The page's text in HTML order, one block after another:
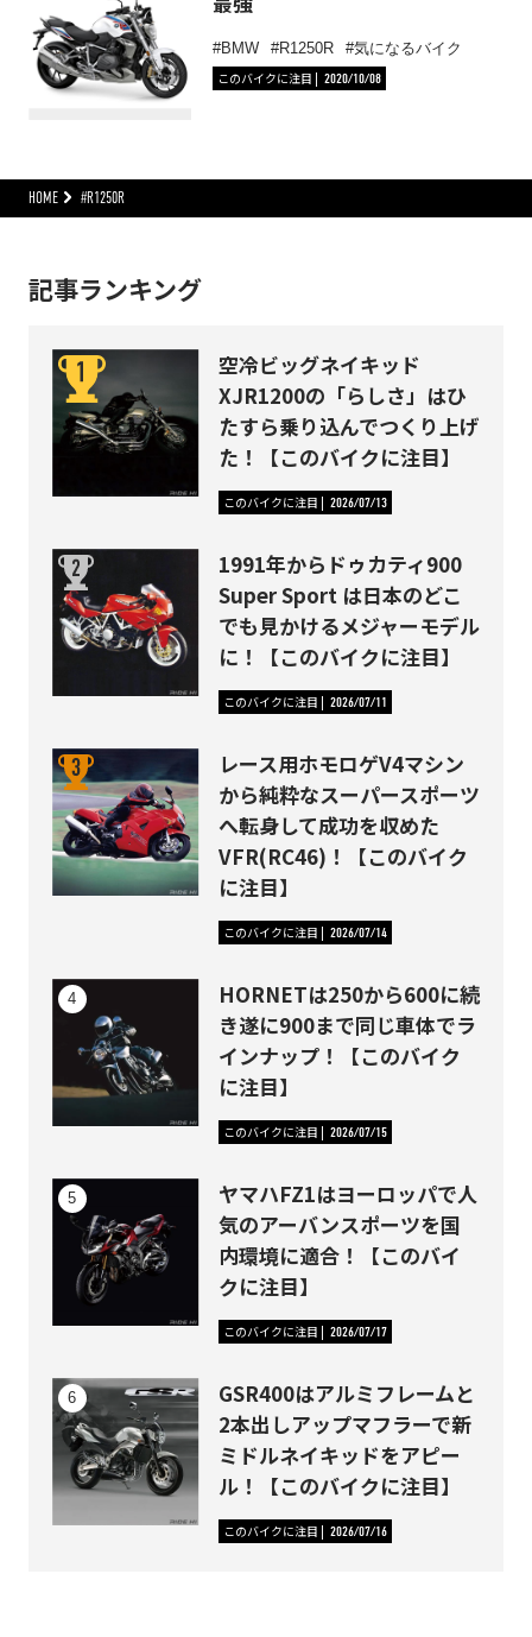
BMW R1250R
気になるバイク
このバイクに注目
2020/10/08
HOME #R1250R
記事ランキング
空冷ビッグネイキッド
XJR1200の「らしさ」はひ
たすら乗り込んでつくり上げ
た！【このバイクに注目】
このバイクに注目 2026/07/13
1991年からドゥカティ900
Super Sport は日本のどこ
でも見かけるメジャーモデル
に！【このバイクに注目】
このバイクに注目 2026/07/11
レース用ホモロゲV4マシン
から純粋なスーパースポーツ
へ転身して成功を収めた
VFR(RC46)！【このバイク
に注目】
このバイクに注目 2026/07/14
HORNETは250から600に続
き遂に900まで同じ車体でラ
インナップ！【このバイク
に注目】
このバイクに注目 2026/07/15
ヤマハFZ1はヨーロッパで人
気のアーバンスポーツを国
内環境に適合！【このバイ
クに注目】
このバイクに注目 2026/07/17
GSR400はアルミフレームと
2本出しアップマフラーで新
ミドルネイキッドをアピー
ル！【このバイクに注目】
このバイクに注目 2026/07/16